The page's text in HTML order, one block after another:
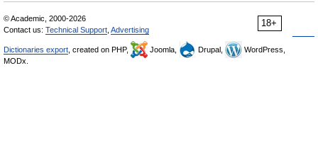
18+
© Academic, 2000-2026
Contact us: Technical Support Advertising
Dictionaries export , created on PHP, Joomla, Drupal,
WordPress,
MODx.